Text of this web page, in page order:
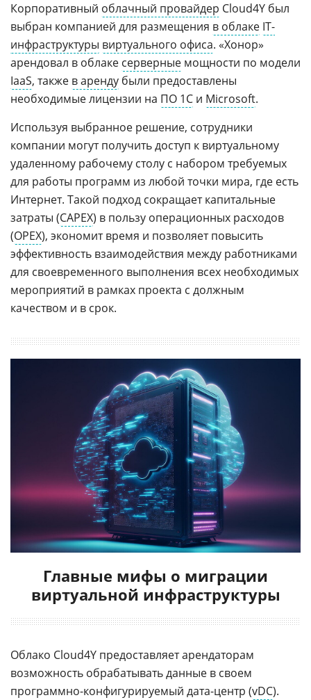
Корпоративный облачный провайдер Cloud4Y был
выбран компанией для размещения в облаке IT-
инфраструктуры виртуального офиса. «Хонор»
арендовал в облаке серверные мощности по модели
IaaS, также в аренду были предоставлены
необходимые лицензии на ПО 1С и Microsoft.
Используя выбранное решение, сотрудники
компании могут получить доступ к виртуальному
удаленному рабочему столу с набором требуемых
для работы программ из любой точки мира, где есть
Интернет. Такой подход сокращает капитальные
затраты (CAPEX) в пользу операционных расходов
(OPEX), экономит время и позволяет повысить
эффективность взаимодействия между работниками
для своевременного выполнения всех необходимых
мероприятий в рамках проекта с должным
качеством и в срок.
Главные мифы о миграции
виртуальной инфраструктуры
Облако Cloud4Y предоставляет арендаторам
возможность обрабатывать данные в своем
программно-конфигурируемый дата-центр (vDC).